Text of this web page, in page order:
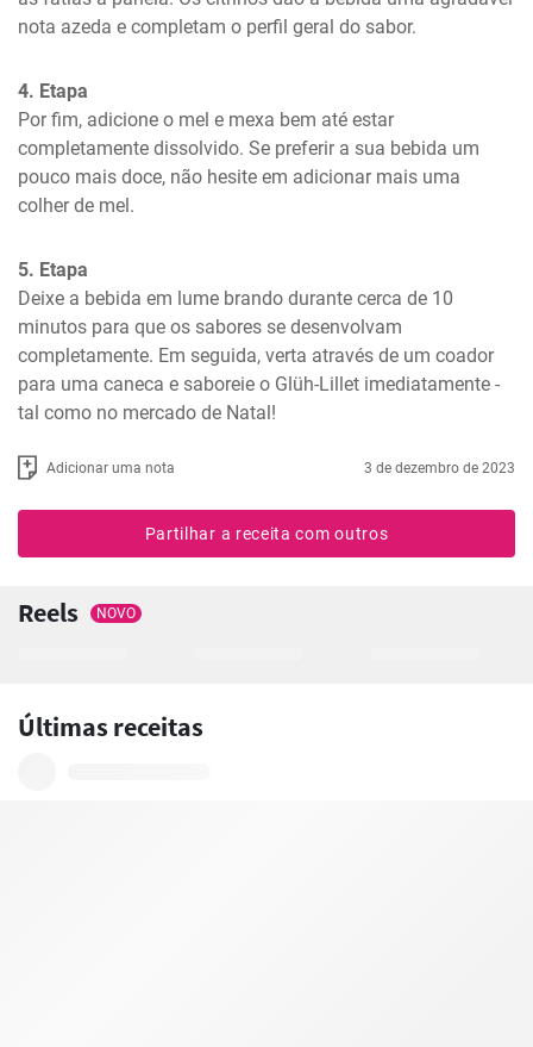
nota azeda e completam o perfil geral do sabor.
4. Etapa
Por fim, adicione o mel e mexa bem até estar
completamente dissolvido. Se preferir a sua bebida um
pouco mais doce, não hesite em adicionar mais uma
colher de mel.
5. Etapa
Deixe a bebida em lume brando durante cerca de 10
minutos para que os sabores se desenvolvam
completamente. Em seguida, verta através de um coador
para uma caneca e saboreie o Glüh-Lillet imediatamente -
tal como no mercado de Natal!
Adicionar uma nota 3 de dezembro de 2023
Partilhar a receita com outros
Reels NOVO
Últimas receitas